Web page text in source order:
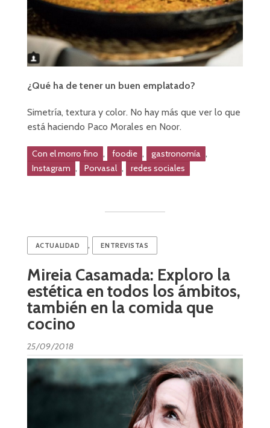
¿Qué ha de tener un buen emplatado?
Simetría, textura y color. No hay más que ver lo que
está haciendo Paco Morales en Noor.
Con el morro fino , foodie , gastronomía ,
Instagram , Porvasal , redes sociales
ACTUALIDAD , ENTREVISTAS
Mireia Casamada: Exploro la
estética en todos los ámbitos,
también en la comida que
cocino
25/09/2018